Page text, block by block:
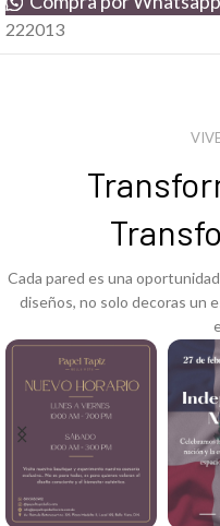
222013
Cada pared es una
diseños, no solo decoras un